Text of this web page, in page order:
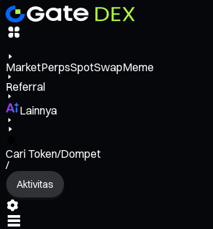
MarketPerpsSpotSwapMeme
Referral
Lainnya
Cari Token/Dompet
/
Aktivitas